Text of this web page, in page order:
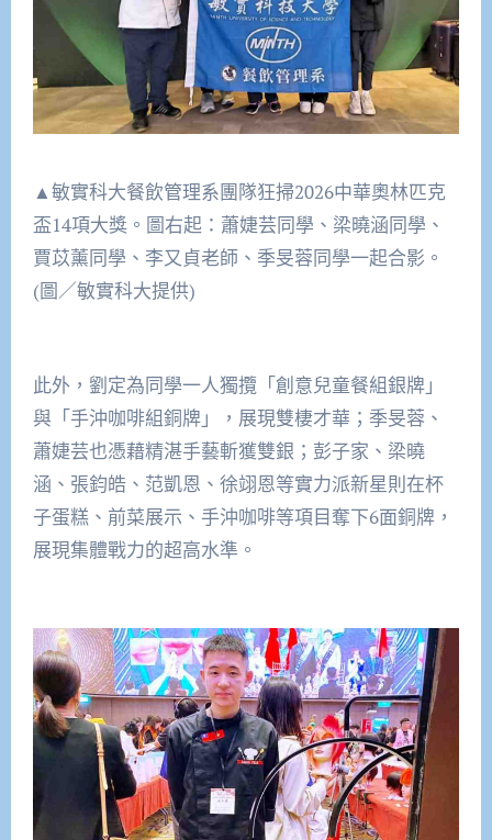
▲敏實科大餐飲管理系團隊狂掃2026中華奧林匹克
盃14項大獎。圖右起：蕭婕芸同學、梁曉涵同學、
賈苡薰同學、李又貞老師、季旻蓉同學一起合影。
(圖／敏實科大提供)
此外，劉定為同學一人獨攬「創意兒童餐組銀牌」
與「手沖咖啡組銅牌」，展現雙棲才華；季旻蓉、
蕭婕芸也憑藉精湛手藝斬獲雙銀；彭子家、梁曉
涵、張鈞皓、范凱恩、徐翊恩等實力派新星則在杯
子蛋糕、前菜展示、手沖咖啡等項目奪下6面銅牌，
展現集體戰力的超高水準。